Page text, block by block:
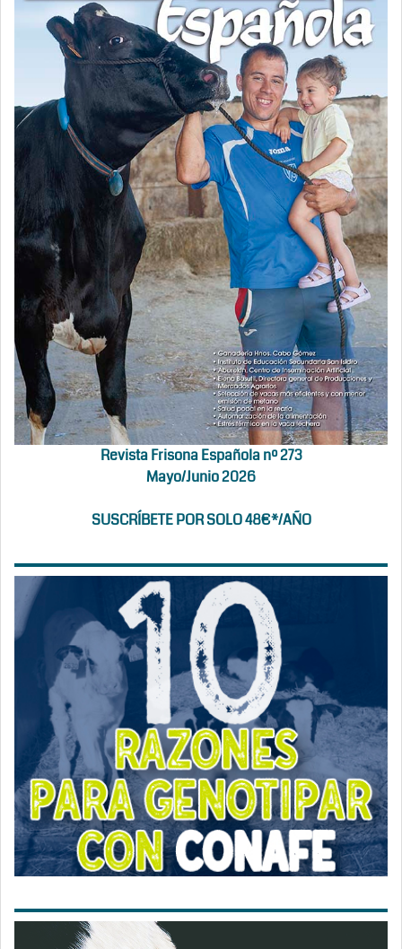
Revista Frisona Española nº 273
Mayo/Junio 2026
SUSCRÍBETE POR SOLO 48€*/AÑO